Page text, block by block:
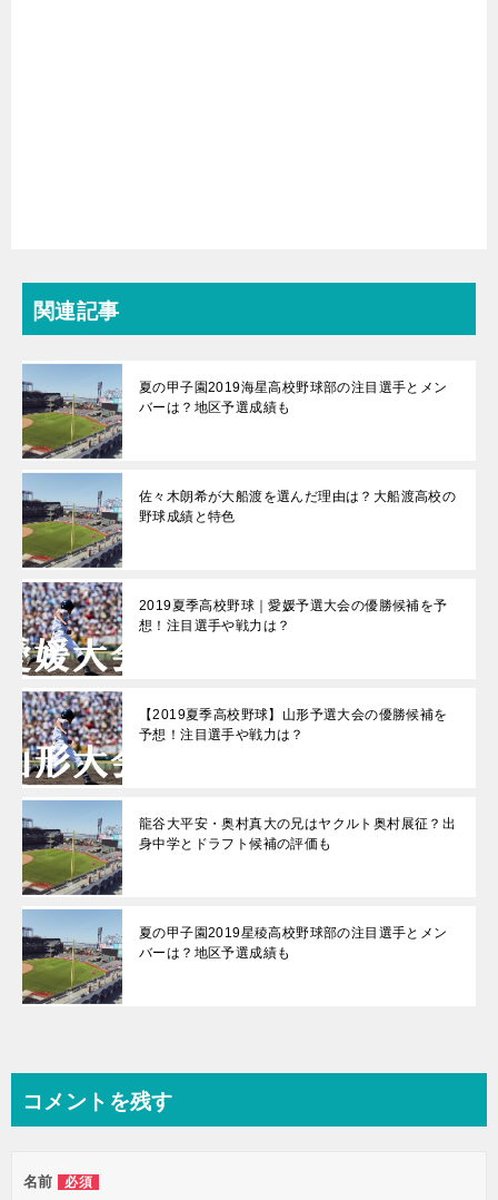
関連記事
夏の甲子園2019海星高校野球部の注目選手とメン
バーは？地区予選成績も
佐々木朗希が大船渡を選んだ理由は？大船渡高校の
野球成績と特色
2019夏季高校野球｜愛媛予選大会の優勝候補を予
想！注目選手や戦力は？
【2019夏季高校野球】山形予選大会の優勝候補を
予想！注目選手や戦力は？
龍谷大平安・奥村真大の兄はヤクルト奥村展征？出
身中学とドラフト候補の評価も
夏の甲子園2019星稜高校野球部の注目選手とメン
バーは？地区予選成績も
コメントを残す
名前 必須